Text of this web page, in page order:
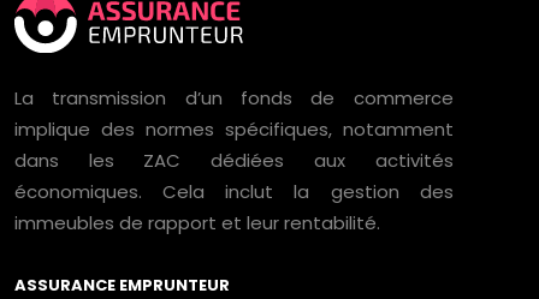
La transmission d’un fonds de commerce
implique des normes spécifiques, notamment
dans les ZAC dédiées aux activités
économiques. Cela inclut la gestion des
immeubles de rapport et leur rentabilité.
ASSURANCE EMPRUNTEUR